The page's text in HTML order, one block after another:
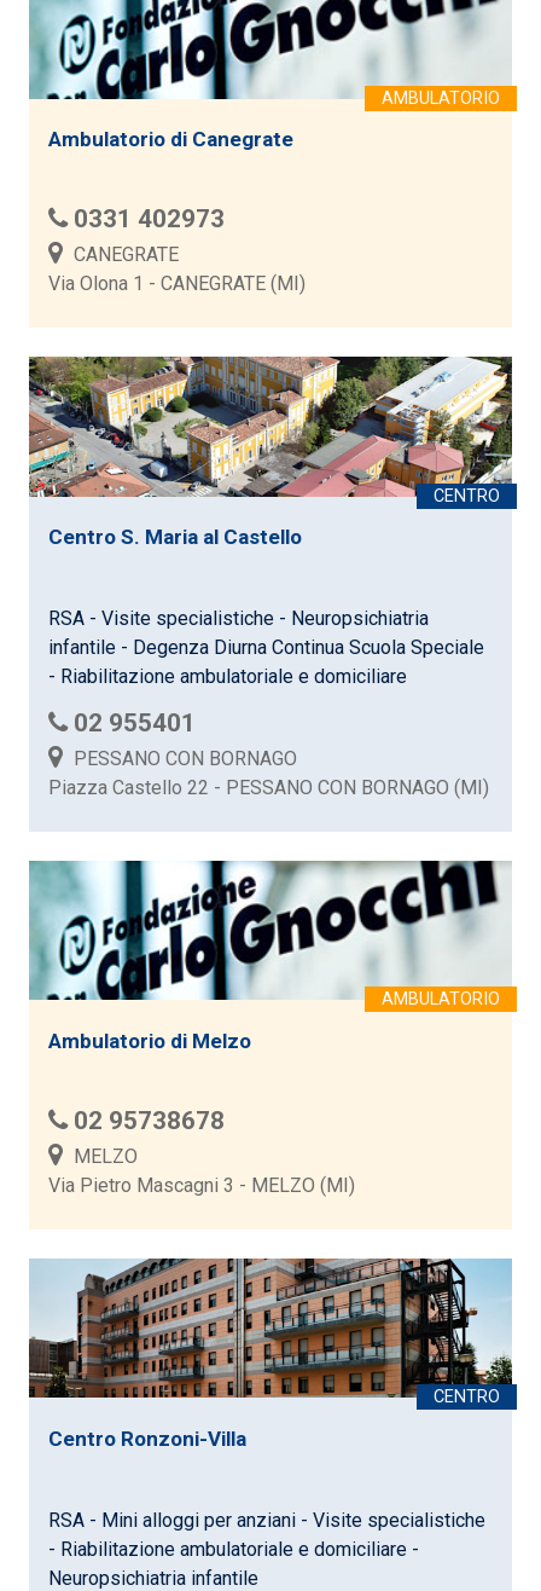
Ambulatorio di Canegrate
0331 402973
CANEGRATE
Via Olona 1 - CANEGRATE (MI)
Centro S. Maria al Castello
RSA - Visite specialistiche - Neuropsichiatria
infantile - Degenza Diurna Continua Scuola Speciale
- Riabilitazione ambulatoriale e domiciliare
02 955401
PESSANO CON BORNAGO
Piazza Castello 22 - PESSANO CON BORNAGO (MI)
Ambulatorio di Melzo
02 95738678
MELZO
Via Pietro Mascagni 3 - MELZO (MI)
Centro Ronzoni-Villa
RSA - Mini alloggi per anziani - Visite specialistiche
- Riabilitazione ambulatoriale e domiciliare -
Neuropsichiatria infantile